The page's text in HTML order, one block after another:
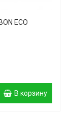
ECO
В корзину